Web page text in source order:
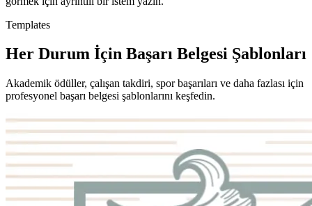
Templates
Her Durum İçin Başarı Belgesi Şablonları
Akademik ödüller, çalışan takdiri, spor başarıları ve daha fazlası için
profesyonel başarı belgesi şablonlarını keşfedin.